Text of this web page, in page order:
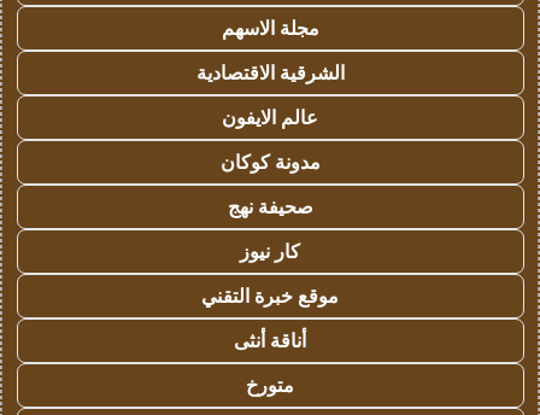
مجلة الاسهم
الشرقية الاقتصادية
عالم الايفون
مدونة كوكان
صحيفة نهج
كار نيوز
موقع خبرة التقني
أناقة أنثى
متورخ